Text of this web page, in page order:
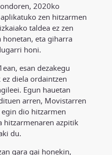
2020ko
zen hitzarmen
taldea ez zen
honetan, eta giharra
honi.
esan dezakegu
ez diela ordaintzen
Egun hauetan
arren, Movistarren
dio hitzarmen
hitzarmenaren azpitik
du.
gara gai honekin,